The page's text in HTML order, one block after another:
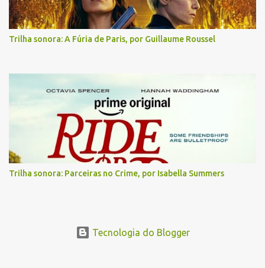
Trilha sonora: A Fúria de Paris, por Guillaume Roussel
Trilha sonora: Parceiras no Crime, por Isabella Summers
Tecnologia do Blogger